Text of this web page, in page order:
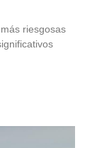
riesgosas